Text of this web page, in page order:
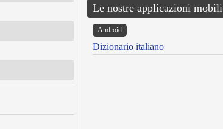
Le nostre applicazioni mobili
Android
Dizionario italiano